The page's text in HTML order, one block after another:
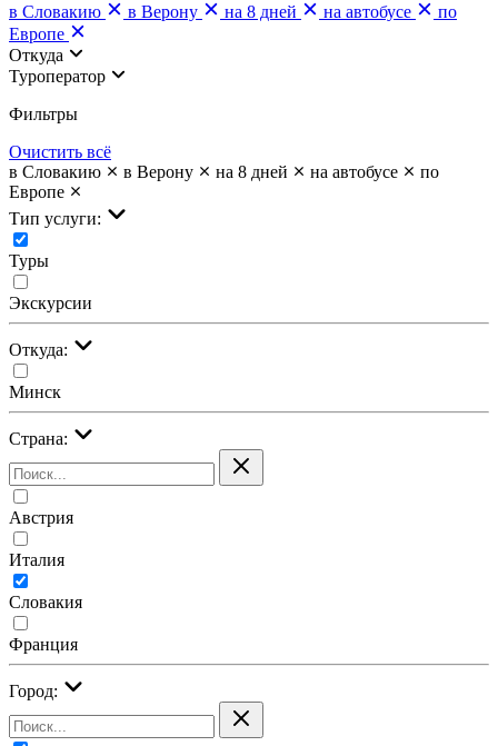
в Словакию
в Верону на 8 дней на автобусе
по
Европе
Откуда
Туроператор
Фильтры
Очистить всё
в Словакию
в Верону на 8 дней на автобусе
по
Европе
Тип услуги:
Туры
Экскурсии
Откуда:
Минск
Страна:
Австрия
Италия
Словакия
Франция
Город: